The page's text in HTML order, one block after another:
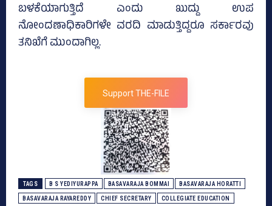
ಬಳಕೆಯಾಗುತ್ತಿದೆ ಎಂದು ಖುದ್ದು ಉಪ
ನೋಂದಣಾಧಿಕಾರಿಗಳೇ ವರದಿ ಮಾಡುತ್ತಿದ್ದರೂ ಸರ್ಕಾರವು
ತನಿಖೆಗೆ ಮುಂದಾಗಿಲ್ಲ.
Support THE-FILE
TAGS B S YEDIYURAPPA BASAVARAJA BOMMAI BASAVARAJA HORATTI
BASAVARAJA RAYAREDDY CHIEF SECRETARY COLLEGIATE EDUCATION